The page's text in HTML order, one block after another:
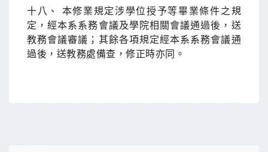
十八、 本修業規定涉學位授予等畢業條件之規
定，經本系系務會議及學院相關會議通過後，送
教務會議審議；其餘各項規定經本系系務會議通
過後，送教務處備查，修正時亦同。